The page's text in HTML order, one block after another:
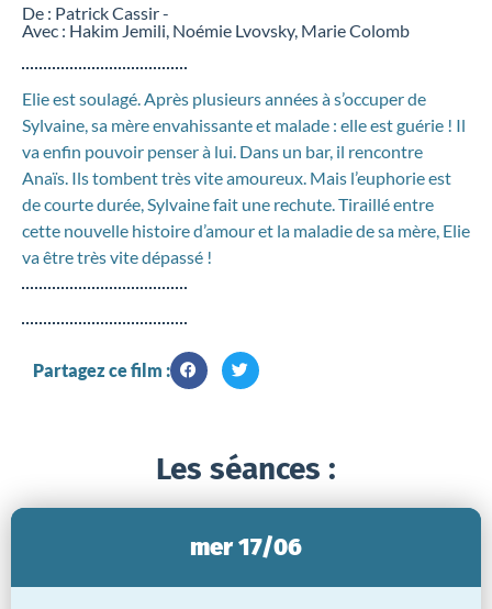
De : Patrick Cassir -
Avec : Hakim Jemili, Noémie Lvovsky, Marie Colomb
Elie est soulagé. Après plusieurs années à s’occuper de
Sylvaine, sa mère envahissante et malade : elle est guérie ! Il
va enfin pouvoir penser à lui. Dans un bar, il rencontre
Anaïs. Ils tombent très vite amoureux. Mais l’euphorie est
de courte durée, Sylvaine fait une rechute. Tiraillé entre
cette nouvelle histoire d’amour et la maladie de sa mère, Elie
va être très vite dépassé !
Partagez ce film :
Les séances :
mer 17/06